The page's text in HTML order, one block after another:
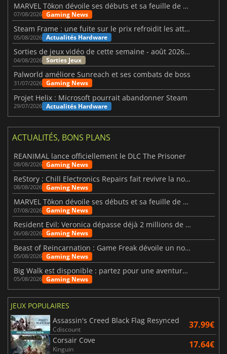
MARVEL Tōkon dévoile ses débuts et sa feuille de route
07/08/2026 Gaming News
Steam Frame : une fuite sur le prix refroidit les attentes VR
05/08/2026 Actualités Hardware
Sorties de jeux vidéo de cette semaine - août 2026 (semaine 32)
04/08/2026 Sorties Jeux
Palworld améliore Sunreach et ses combats de boss
31/07/2026 Gaming News
Projet Helix : Microsoft pourrait abandonner Steam
29/07/2026 Actualités Hardware
ACTUALITÉS, BONS PLANS
REANIMAL lance officiellement le DLC The Prisoner
08/08/2026 Gaming News
ReStory : Chill Electronics Repairs fait revivre la nostalgie des années 2000
08/08/2026 Gaming News
MARVEL Tōkon dévoile ses débuts et sa feuille de route
07/08/2026 Gaming News
Resident Evil: Veronica dépasse déjà 2 millions de wishlists
06/08/2026 Gaming News
Beast of Reincarnation : Game Freak dévoile un nouveau pari
05/08/2026 Gaming News
Big Walk est disponible : partez pour une aventure entre amis
05/08/2026 Gaming News
JEUX POPULAIRES
Assassin's Creed Black Flag Resynced
Cdiscount 37.99€
Corsair Cove
Kinguin 17.64€